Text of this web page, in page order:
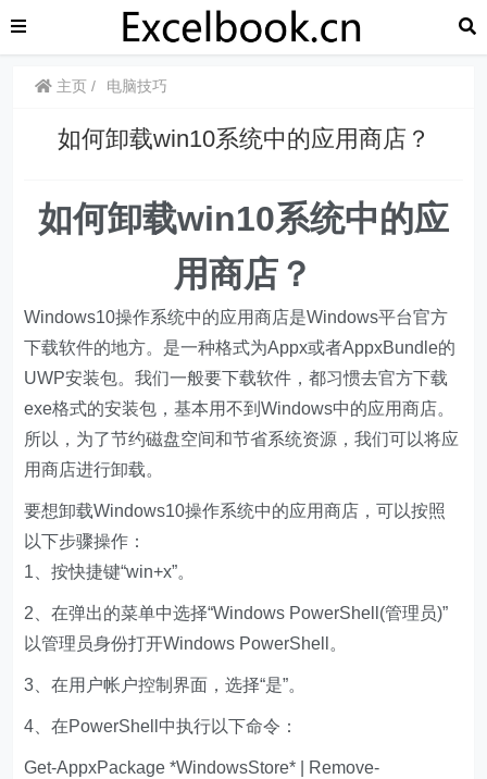
主页 电脑技巧
如何卸载win10系统中的应用商店？
如何卸载win10系统中的应
用商店？
Windows10操作系统中的应用商店是Windows平台官方
下载软件的地方。是一种格式为Appx或者AppxBundle的
UWP安装包。我们一般要下载软件，都习惯去官方下载
exe格式的安装包，基本用不到Windows中的应用商店。
所以，为了节约磁盘空间和节省系统资源，我们可以将应
用商店进行卸载。
要想卸载Windows10操作系统中的应用商店，可以按照
以下步骤操作：
1、按快捷键“win+x”。
2、在弹出的菜单中选择“Windows PowerShell(管理员)”
以管理员身份打开Windows PowerShell。
3、在用户帐户控制界面，选择“是”。
4、在PowerShell中执行以下命令：
Get-AppxPackage *WindowsStore* | Remove-